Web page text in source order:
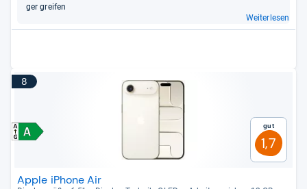
ger grei­fen
Weiterlesen
8
Gut
1,7
Apple iPhone Air